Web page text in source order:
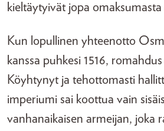
kieltäytyivät jopa omaksumasta
Kun lopullinen yhteenotto
kanssa puhkesi 1516,
Köyhtynyt ja tehottomasti
imperiumi sai koottua vain
vanhanaikaisen armeijan, joka